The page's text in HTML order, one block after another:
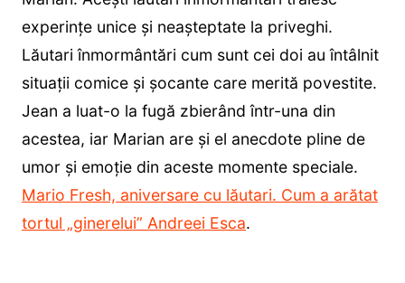
experințe unice și neașteptate la priveghi.
Lăutari înmormântări cum sunt cei doi au întâlnit
situații comice și șocante care merită povestite.
Jean a luat-o la fugă zbierând într-una din
acestea, iar Marian are și el anecdote pline de
umor și emoție din aceste momente speciale.
Mario Fresh, aniversare cu lăutari. Cum a arătat
tortul „ginerelui” Andreei Esca.